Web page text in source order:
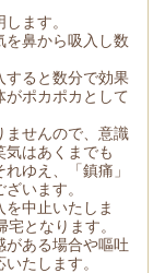
ます。
鼻から吸入し数
ると数分で効果
ポカポカとして
せんので、意識
気はあくまでも
ゆえ、「鎮痛」
います。
中止いたしま
となります。
がある場合や嘔吐
たします。